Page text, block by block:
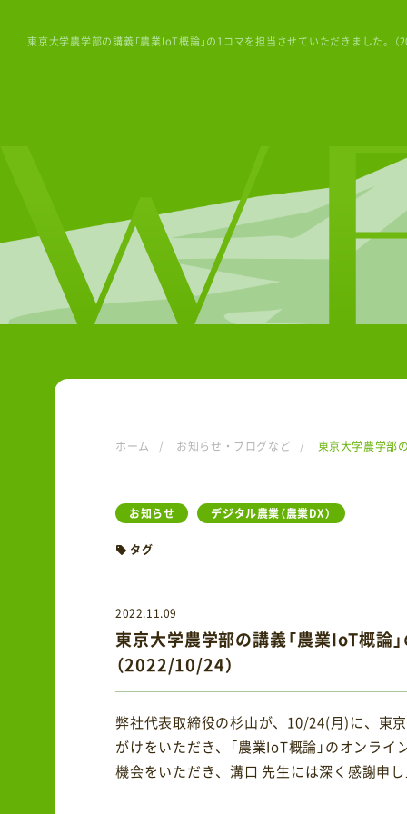
東京大学農学部の講義「農業IoT概論」の1コマを担当させていただきました。
ホーム / お知らせ・ブログなど / 東京大学農学部
お知らせ デジタル農業（農業DX）
タグ
2022.11.09
東京大学農学部の講義「農業IoT概論
（2022/10/24）
弊社代表取締役の杉山が、10/24(月)に、東
がけをいただき、「農業IoT概論」のオンラ
機会をいただき、溝口 先生には深く感謝申し